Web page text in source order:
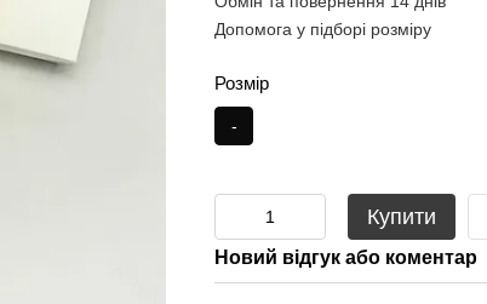
Допомога у підборі розміру
Розмір
-
Купити
Новий відгук або коментар